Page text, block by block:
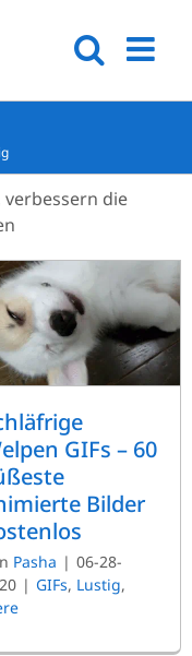
verbessern die
GIFs – 60
Bilder
Pasha | 06-28-
| GIFs, Lustig,